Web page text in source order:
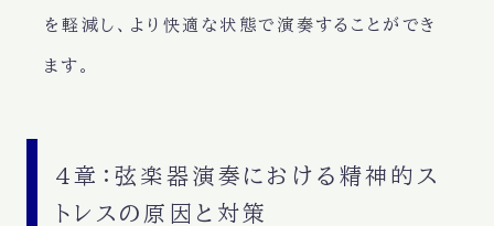
を軽減し、より快適な状態で演奏することができ
ます。
4章：弦楽器演奏における精神的ス
トレスの原因と対策